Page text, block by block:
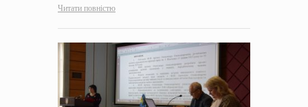
Читати повністю